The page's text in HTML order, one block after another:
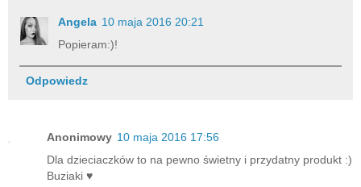
Angela 10 maja 2016 20:21
Popieram:)!
Odpowiedz
Anonimowy 10 maja 2016 17:56
Dla dzieciaczków to na pewno świetny i przydatny produkt :)
Buziaki ♥